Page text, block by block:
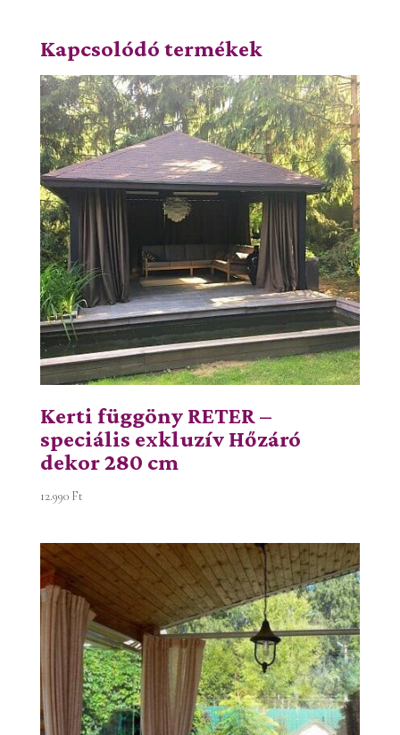
Kapcsolódó termékek
Kerti függöny RETER –
speciális exkluzív Hőzáró
dekor 280 cm
12.990 Ft